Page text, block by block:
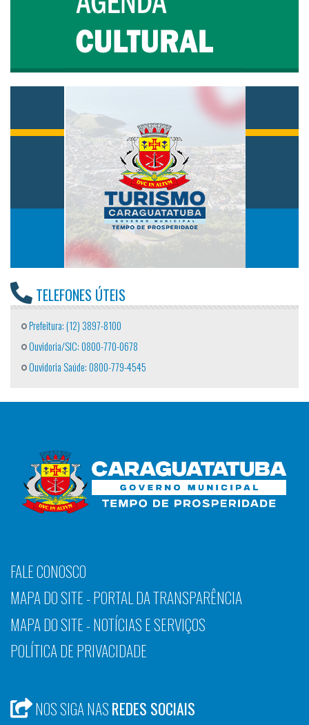
TELEFONES ÚTEIS
Prefeitura: (12) 3897-8100
Ouvidoria/SIC: 0800-770-0678
Ouvidoria Saúde: 0800-779-4545
FALE CONOSCO
MAPA DO SITE - PORTAL DA TRANSPARÊNCIA
MAPA DO SITE - NOTÍCIAS E SERVIÇOS
POLÍTICA DE PRIVACIDADE
NOS SIGA NASREDES SOCIAIS